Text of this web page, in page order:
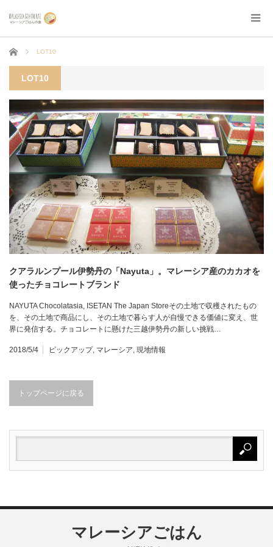
ホーム LOT10
LOT10
クアラルンプール伊勢丹の「Nayuta」。マレーシア産のカカオを
使ったチョコレートブランド
NAYUTA Chocolatasia, ISETAN The Japan Storeその土地で収穫されたもの
を、その土地で商品にし、その土地で暮らす人が自慢できる価値に変え、世
界に発信する。チョコレートに懸けた三越伊勢丹の新しい挑戦…
2018/5/4 ピックアップ, マレーシア, 現地情報
トップページに戻る
マレーシアごはん